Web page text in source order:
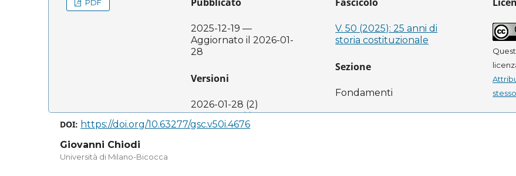
PDF
2025-12-19 —
Aggiornato il 2026-01-
28
Versioni
2026-01-28 (2)
2025-12-19 (1)
V. 50 (2025): 25 anni di
storia costituzionale
Sezione
Fondamenti
DOI: https://doi.org/10.63277/gsc.v50i.4676
Giovanni Chiodi
Università di Milano-Bicocca